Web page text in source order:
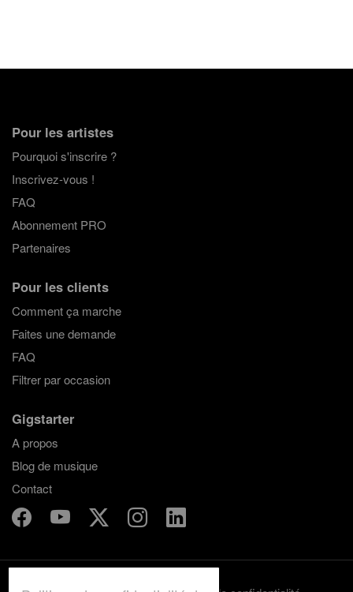
Pour les artistes
Pourquoi s'inscrire ?
Inscrivez-vous !
FAQ
Abonnement PRO
Partenaires
Pour les clients
Comment ça marche
Faites une demande
FAQ
Filtrer par occasion
Gigstarter
A propos
Blog de musique
Contact